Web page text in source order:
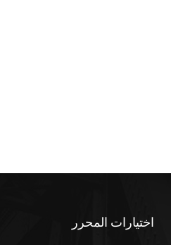
اختيارات المحرر